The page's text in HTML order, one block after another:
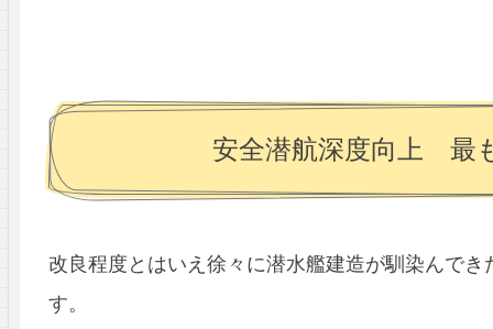
安全潜航深度向上 最
改良程度とはいえ徐々に潜水艦建造が馴染んでき
す。